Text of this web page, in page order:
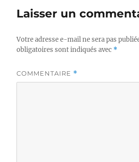
Laisser un
Votre adresse e-mail ne sera pas
obligatoires sont indiqués avec *
COMMENTAIRE *